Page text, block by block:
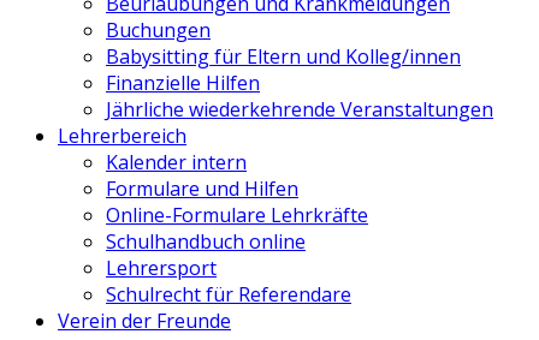
Buchungen
Babysitting für Eltern und Kolleg/innen
Finanzielle Hilfen
Jährliche wiederkehrende Veranstaltungen
Lehrerbereich
Kalender intern
Formulare und Hilfen
Online-Formulare Lehrkräfte
Schulhandbuch online
Lehrersport
Schulrecht für Referendare
Verein der Freunde